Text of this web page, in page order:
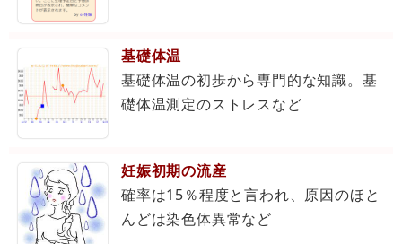
基礎体温
基礎体温の初歩から専門的な知識。基
礎体温測定のストレスなど
妊娠初期の流産
確率は15％程度と言われ、原因のほと
んどは染色体異常など